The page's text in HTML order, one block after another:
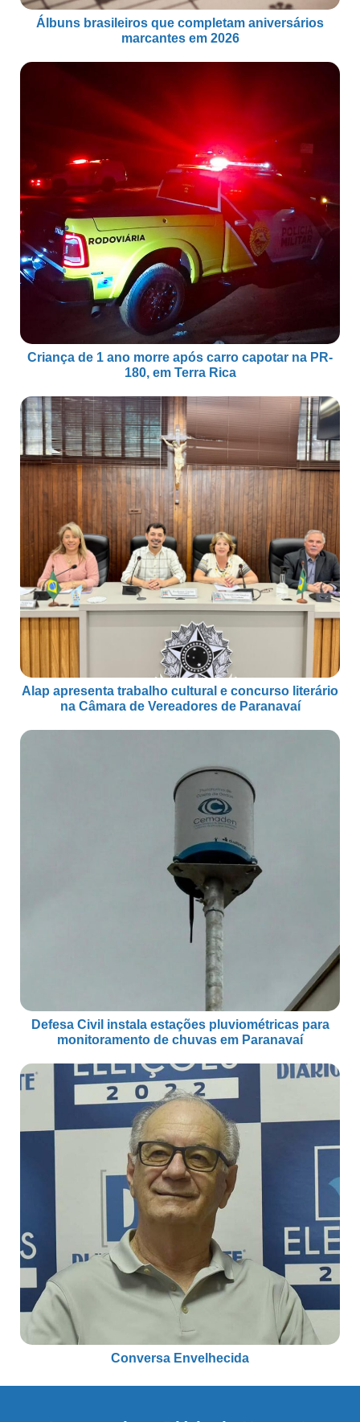
Álbuns brasileiros que completam aniversários
marcantes em 2026
Criança de 1 ano morre após carro capotar na PR-
180, em Terra Rica
Alap apresenta trabalho cultural e concurso literário
na Câmara de Vereadores de Paranavaí
Defesa Civil instala estações pluviométricas para
monitoramento de chuvas em Paranavaí
Conversa Envelhecida